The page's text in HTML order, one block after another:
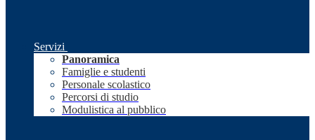
Servizi
Panoramica
Famiglie e studenti
Personale scolastico
Percorsi di studio
Modulistica al pubblico